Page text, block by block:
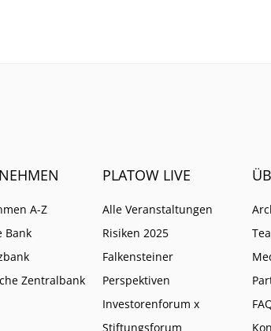
A-Z
Bank
Zentralbank
PLATOW LIVE
Alle Veranstaltungen
Risiken 2025
Falkensteiner
Perspektiven
Investorenforum x
Stiftungsforum